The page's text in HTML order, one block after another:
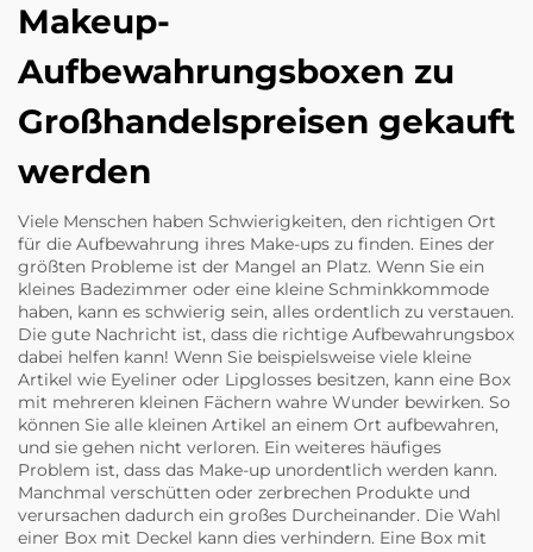
Makeup-
Aufbewahrungsboxen zu
Großhandelspreisen gekauft
werden
Viele Menschen haben Schwierigkeiten, den richtigen Ort
für die Aufbewahrung ihres Make-ups zu finden. Eines der
größten Probleme ist der Mangel an Platz. Wenn Sie ein
kleines Badezimmer oder eine kleine Schminkkommode
haben, kann es schwierig sein, alles ordentlich zu verstauen.
Die gute Nachricht ist, dass die richtige Aufbewahrungsbox
dabei helfen kann! Wenn Sie beispielsweise viele kleine
Artikel wie Eyeliner oder Lipglosses besitzen, kann eine Box
mit mehreren kleinen Fächern wahre Wunder bewirken. So
können Sie alle kleinen Artikel an einem Ort aufbewahren,
und sie gehen nicht verloren. Ein weiteres häufiges
Problem ist, dass das Make-up unordentlich werden kann.
Manchmal verschütten oder zerbrechen Produkte und
verursachen dadurch ein großes Durcheinander. Die Wahl
einer Box mit Deckel kann dies verhindern. Eine Box mit